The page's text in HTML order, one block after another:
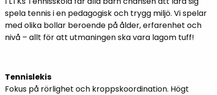
spela tennis i en pedagogisk och trygg miljö. Vi spelar
med olika bollar beroende på ålder, erfarenhet och
nivå – allt för att utmaningen ska vara lagom tuff!
Tennislekis
Fokus på rörlighet och kroppskoordination. Högt